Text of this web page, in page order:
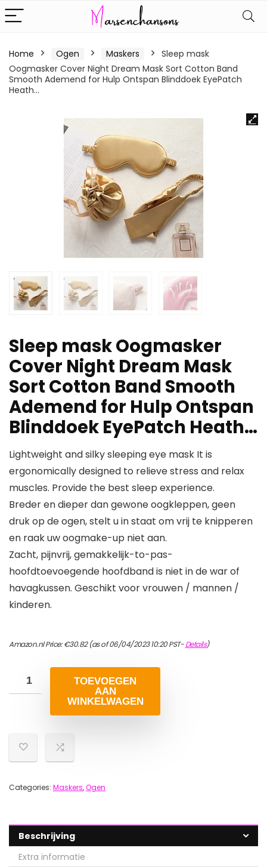
Home Ogen Maskers
Sleep mask
Oogmasker Cover Night Dream Mask Sort Cotton Band
Smooth Ademend for Hulp Ontspan Blinddoek EyePatch
Heath…
Sleep mask Oogmasker
Cover Night Dream Mask
Sort Cotton Band Smooth
Ademend for Hulp Ontspan
Blinddoek EyePatch Heath…
Lightweight and silky sleeping eye mask It is
ergonomically designed to relieve stress and relax
muscles. Provide the best sleep experience.
Breder en dieper dan gewone oogkleppen, geen
druk op de ogen, stelt u in staat om vrij te knipperen
en raak uw oogmake-up niet aan.
Zacht, pijnvrij, gemakkelijk-to-pas-
hoofdtoevoegende hoofdband is niet in de war of
havagkussen. Geschikt voor vrouwen / mannen /
kinderen.
Amazon.nl Price:€30.82(as of 06/04/2023 10:20 PST-Details)
TOEVOEGEN
AAN
WINKELWAGEN
Categories: Maskers,Ogen
Beschrijving
Extra informatie